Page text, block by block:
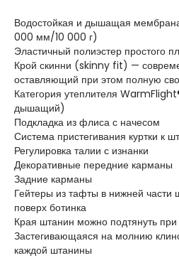
Водостойкая и дышащая
000 мм/10 000 г)
Эластичный полиэстер простого
Крой скинни (skinny fit) —
оставляющий при этом полную
Категория утеплителя
дышащий)
Подкладка из флиса с начесом
Система пристегивания куртки к
Регулировка талии с изнанки
Декоративные передние карманы
Задние карманы
Гейтеры из тафты в нижней части
поверх ботинка
Края штанин можно подтянуть
Застегивающаяся на молнию
каждой штанины